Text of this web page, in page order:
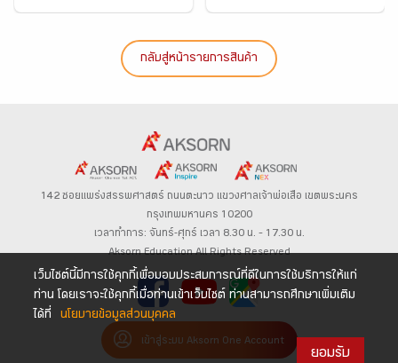
กลับสู่หน้ารายการสินค้า
142 ซอยแพร่งสรรพศาสตร์ ถนนตะนาว แขวงศาลเจ้าพ่อเสือ เขตพระนคร
กรุงเทพมหานคร 10200
เวลาทำการ: จันทร์-ศุกร์ เวลา 8.30 น. – 17.30 น.
Aksorn Education All Rights Reserved
เข้าสู่ระบบ Aksorn One Account
เว็บไซต์นี้มีการใช้คุกกี้เพื่อมอบประสบการณ์ที่ดีในการใช้บริการให้แก่
ท่าน โดยเราจะใช้คุกกี้เมื่อท่านเข้าเว็บไซต์ ท่านสามารถศึกษาเพิ่มเติม
ได้ที่
นโยบายข้อมูลส่วนบุคคล
ยอมรับ